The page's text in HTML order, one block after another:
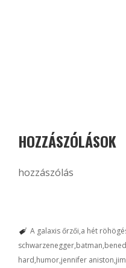
HOZZÁSZÓLÁSOK
hozzászólás
A galaxis őrzői a hét
schwarzenegger batman
hard humor jennifer aniston